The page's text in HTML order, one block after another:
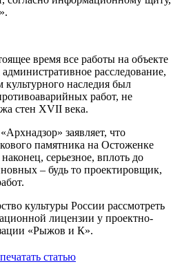
время все работы на объекте
расследование,
культурного наследия был
работ, не
стен XVII века.
Архнадзор» заявляет, что
памятника на Остоженке
серьезное, вплоть до
– будь то проектировщик,
культуры России рассмотреть
лицензии у проектно-
«Рыжов и К».
статью